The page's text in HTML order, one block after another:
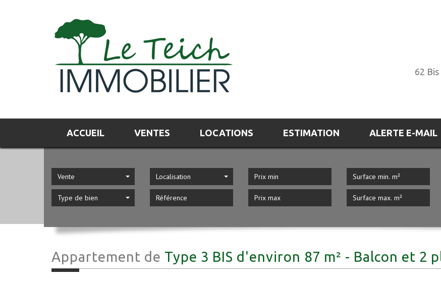
62
ACCUEIL VENTES LOCATIONS ESTIMATION ALERTE E-MAIL
Vente
Type de bien
Localisation
Appartement de Type 3 BIS d'environ 87 m² - Balcon et 2